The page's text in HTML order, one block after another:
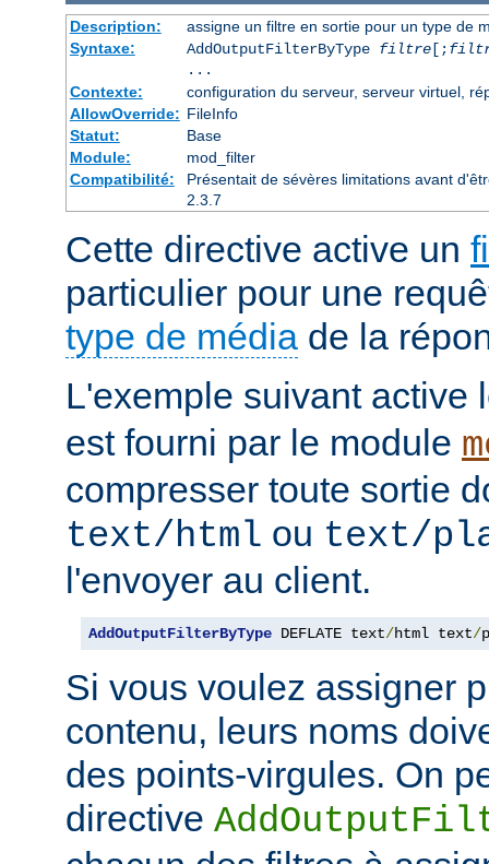
Description:
assigne un filtre en sortie pour un type de
Syntaxe:
AddOutputFilterByType filtre[;
...
Contexte:
configuration du serveur, serveur virtuel,
AllowOverride: FileInfo
Statut:
Base
Module:
mod_filter
Compatibilité:
Présentait de sévères limitations avant
2.3.7
Cette directive active un
particulier pour une
type de média de la
L'exemple suivant active
est fourni par le module
compresser toute sortie
text/html ou text/
l'envoyer au client.
AddOutputFilterByType DEFLATE text/html text/
Si vous voulez assigner
contenu, leurs noms
des points-virgules. On
directive